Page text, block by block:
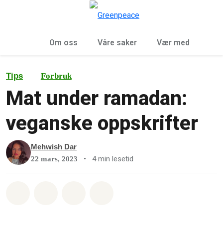
Om oss Våre saker Vær med
Tips Forbruk
Mat under ramadan:
veganske oppskrifter
Mehwish Dar
22 mars, 2023 • 4 min lesetid